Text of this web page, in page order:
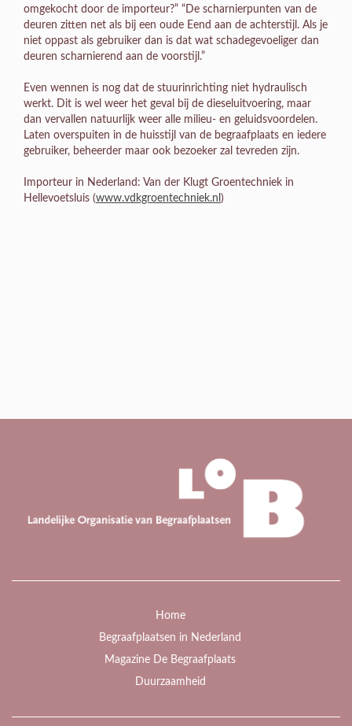
omgekocht door de importeur?” “De scharnierpunten van de
deuren zitten net als bij een oude Eend aan de achterstijl. Als je
niet oppast als gebruiker dan is dat wat schadegevoeliger dan
deuren scharnierend aan de voorstijl.”
Even wennen is nog dat de stuurinrichting niet hydraulisch
werkt. Dit is wel weer het geval bij de dieseluitvoering, maar
dan vervallen natuurlijk weer alle milieu- en geluidsvoordelen.
Laten overspuiten in de huisstijl van de begraafplaats en iedere
gebruiker, beheerder maar ook bezoeker zal tevreden zijn.
Importeur in Nederland: Van der Klugt Groentechniek in
Hellevoetsluis (www.vdkgroentechniek.nl )
Home
Begraafplaatsen in Nederland
Magazine De Begraafplaats
Duurzaamheid